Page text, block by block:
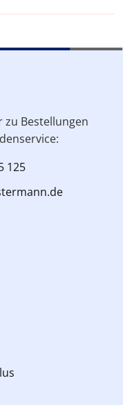
zu Bestellungen
125